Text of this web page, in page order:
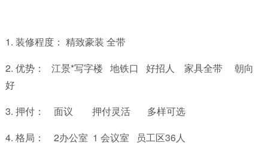
1. 装修程度： 精致豪装 全带
2. 优势： 江景*写字楼 地铁口 好招人 家具全带 朝向
好
3. 押付： 面议 押付灵活 多样可选
4. 格局： 2办公室 1 会议室 员工区36人